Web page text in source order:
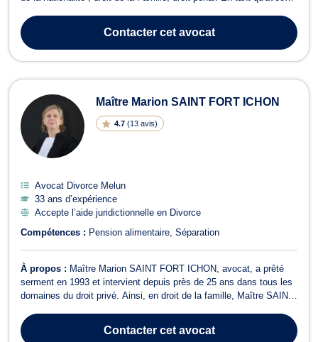
l'accompagnement de ses clients dans leurs démarches de
régularisation administrat...
Contactercet avocat
Maître Marion SAINT FORT ICHON
4.7 (13 avis)
Avocat Divorce Melun
33 ans d’expérience
Accepte l’aide juridictionnelle en Divorce
Compétences : Pension alimentaire Séparation
À propos : Maître Marion SAINT FORT ICHON, avocat, a prêté
serment en 1993 et intervient depuis près de 25 ans dans tous les
domaines du droit privé. Ainsi, en droit de la famille, Maître SAINT
séparation de concubins et de PACS. Dans ce cadre, elle vous
accompagne pour vous conseil...
Contactercet avocat